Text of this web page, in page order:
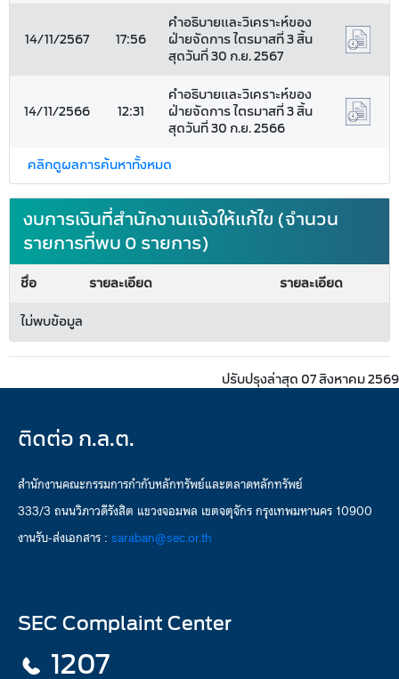
14/11/2567 17:56
คำอธิบายและวิเคราะห์ของ
ฝ่ายจัดการ ไตรมาสที่ 3 สิ้น
สุดวันที่ 30 ก.ย. 2567
14/11/2566 12:31
คำอธิบายและวิเคราะห์ของ
ฝ่ายจัดการ ไตรมาสที่ 3 สิ้น
สุดวันที่ 30 ก.ย. 2566
คลิกดูผลการค้นหาทั้งหมด
งบการเงินที่สำนักงานแจ้งให้แก้ไข (จำนวน
รายการที่พบ 0 รายการ)
ชื่อ รายละเอียด
รายละเอียด
ไม่พบข้อมูล
ปรับปรุงล่าสุด 07 สิงหาคม 2569
ติดต่อ ก.ล.ต.
สำนักงานคณะกรรมการกำกับหลักทรัพย์และตลาดหลักทรัพย์
333/3 ถนนวิภาวดีรังสิต แขวงจอมพล เขตจตุจักร กรุงเทพมหานคร 10900
งานรับ-ส่งเอกสาร : saraban@sec.or.th
SEC Complaint Center
1207